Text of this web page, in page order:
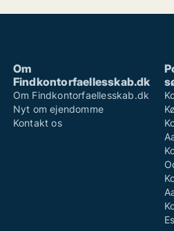
Om
Findkontorfaellesskab.dk
Om Findkontorfaellesskab.dk
Nyt om ejendomme
Kontakt os